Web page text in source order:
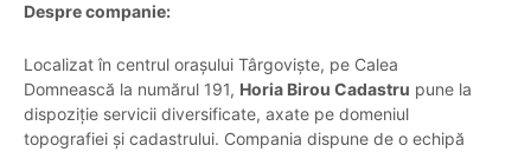
Despre companie:
Localizat în centrul orașului Târgoviște, pe Calea
Domnească la numărul 191, Horia Birou Cadastru pune la
dispoziție servicii diversificate, axate pe domeniul
topografiei și cadastrului. Compania dispune de o echipă